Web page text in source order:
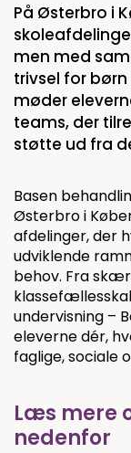
På Østerbro i
men med
trivsel for børn
møder
teams, der
støtte ud fra
Basen
Østerbro i
afdelinger, der
udviklende
behov. Fra
undervisning –
eleverne dér,
faglige, sociale
Læs mere
nedenfor